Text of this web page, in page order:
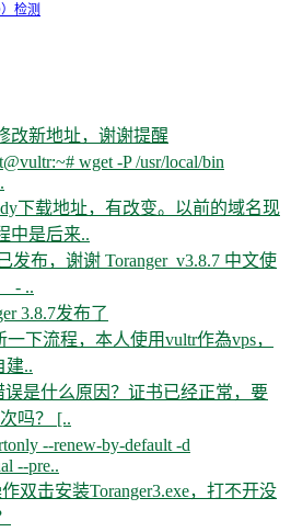
检测
改新地址，谢谢提醒
wget -P /usr/local/bin
下载地址，有改变。以前的域名现
中是后来..
发布，谢谢 Toranger_v3.8.7 中文使
- ..
3.8.7发布了
下流程，本人使用vultr作為vps，
建..
误是什么原因？证书已经正常，要
吗？ [..
--renew-by-default -d
--pre..
双击安装Toranger3.exe，打不开没